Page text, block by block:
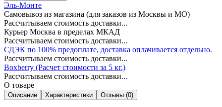
Эль-Монте
Самовывоз из магазина (для заказов из Москвы и МО)
Рассчитываем стоимость доставки...
Курьер Москва в пределах МКАД
Рассчитываем стоимость доставки...
СДЭК по 100% предоплате, доставка оплачивается отдельно.
Рассчитываем стоимость доставки...
Boxberry (Расчет стоимости за 5 кг.)
Рассчитываем стоимость доставки...
О товаре
Описание Характеристики Отзывы (0)